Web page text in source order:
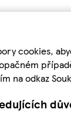
cookies,
na odkaz